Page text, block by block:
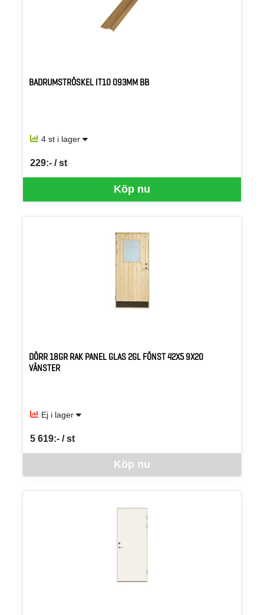
BADRUMSTRÖSKEL IT10 093MM BB
4 st i lager
Köp nu
229:- / st
SEK per ST
DÖRR 18GR RAK PANEL GLAS 2GL FÖNST 42X5 9X20
VÄNSTER
Ej i lager
Köp nu
5 619:- / st
SEK per ST